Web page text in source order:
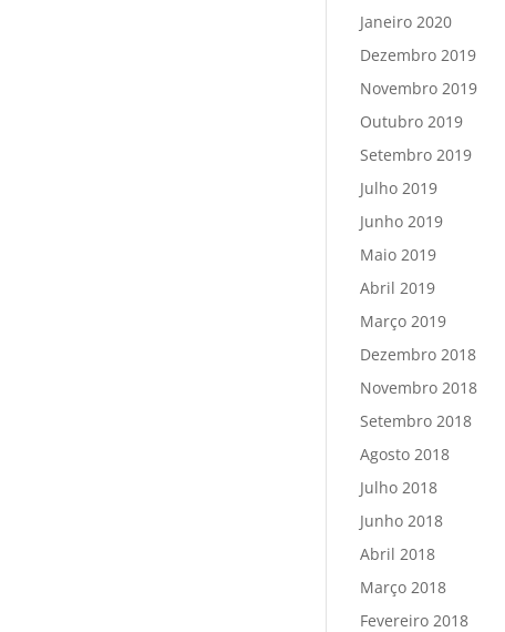
Janeiro 2020
Dezembro 2019
Novembro 2019
Outubro 2019
Setembro 2019
Julho 2019
Junho 2019
Maio 2019
Abril 2019
Março 2019
Dezembro 2018
Novembro 2018
Setembro 2018
Agosto 2018
Julho 2018
Junho 2018
Abril 2018
Março 2018
Fevereiro 2018